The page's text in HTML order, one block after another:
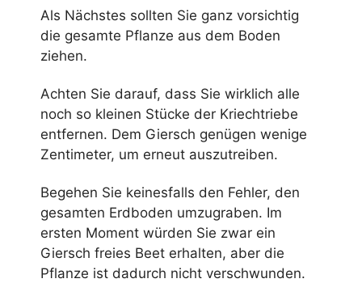
Als Nächstes sollten Sie ganz vorsichtig
die gesamte Pflanze aus dem Boden
ziehen.
Achten Sie darauf, dass Sie wirklich alle
noch so kleinen Stücke der Kriechtriebe
entfernen. Dem Giersch genügen wenige
Zentimeter, um erneut auszutreiben.
Begehen Sie keinesfalls den Fehler, den
gesamten Erdboden umzugraben. Im
ersten Moment würden Sie zwar ein
Giersch freies Beet erhalten, aber die
Pflanze ist dadurch nicht verschwunden.